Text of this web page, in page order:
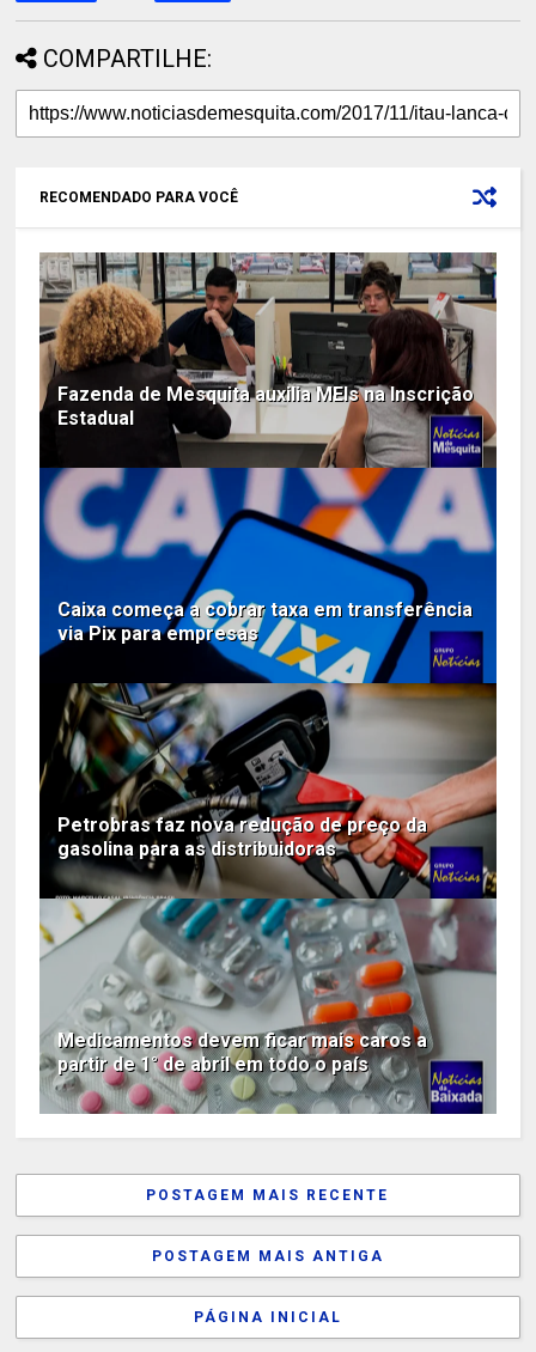
COMPARTILHE:
RECOMENDADO PARA VOCÊ
Fazenda de Mesquita auxilia MEIs na Inscrição
Estadual
Caixa começa a cobrar taxa em transferência
via Pix para empresas
Petrobras faz nova redução de preço da
gasolina para as distribuidoras
Medicamentos devem ficar mais caros a
partir de 1° de abril em todo o país
POSTAGEM MAIS RECENTE
POSTAGEM MAIS ANTIGA
PÁGINA INICIAL